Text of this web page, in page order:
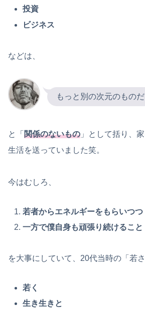
投資
ビジネス
などは、
もっと別の次元のものだ
と「 関係のないもの 」として括り、
生活を送っていました笑。
今はむしろ、
若者からエネルギーをもらいつつ
一方で僕自身も頑張り続けること
を大事にしていて、20代当時の「若さ
若く
生き生きと